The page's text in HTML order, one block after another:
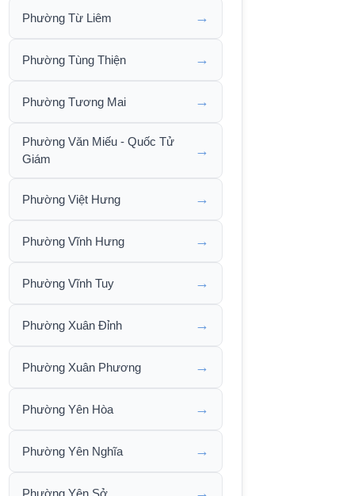
Phường Từ Liêm →
Phường Tùng Thiện →
Phường Tương Mai →
Phường Văn Miếu - Quốc Tử
Giám
→
Phường Việt Hưng →
Phường Vĩnh Hưng →
Phường Vĩnh Tuy →
Phường Xuân Đỉnh →
Phường Xuân Phương →
Phường Yên Hòa →
Phường Yên Nghĩa →
Phường Yên Sở →